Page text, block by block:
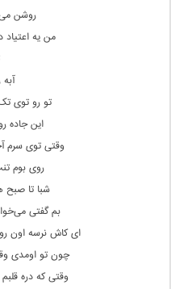
روشن
من یه اعتیاد
تو رو توی
این جاده
وقتی‌ توی سرم
روی بوم
شبا تا صبح
بم گفتی‌
ای کاش نرسه اون
چون تو اومدی
وقتی‌ که دره